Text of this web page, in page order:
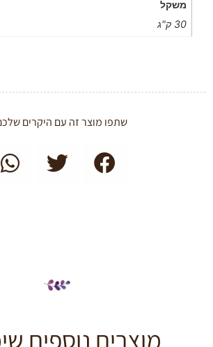
משקל
30 ק"ג
שתפו מוצר זה עם היקרים
מוצרים נוספים